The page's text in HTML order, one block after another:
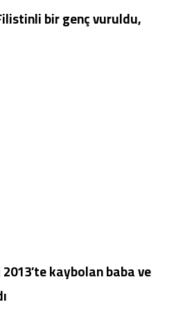
bir genç vuruldu,
kaybolan baba ve